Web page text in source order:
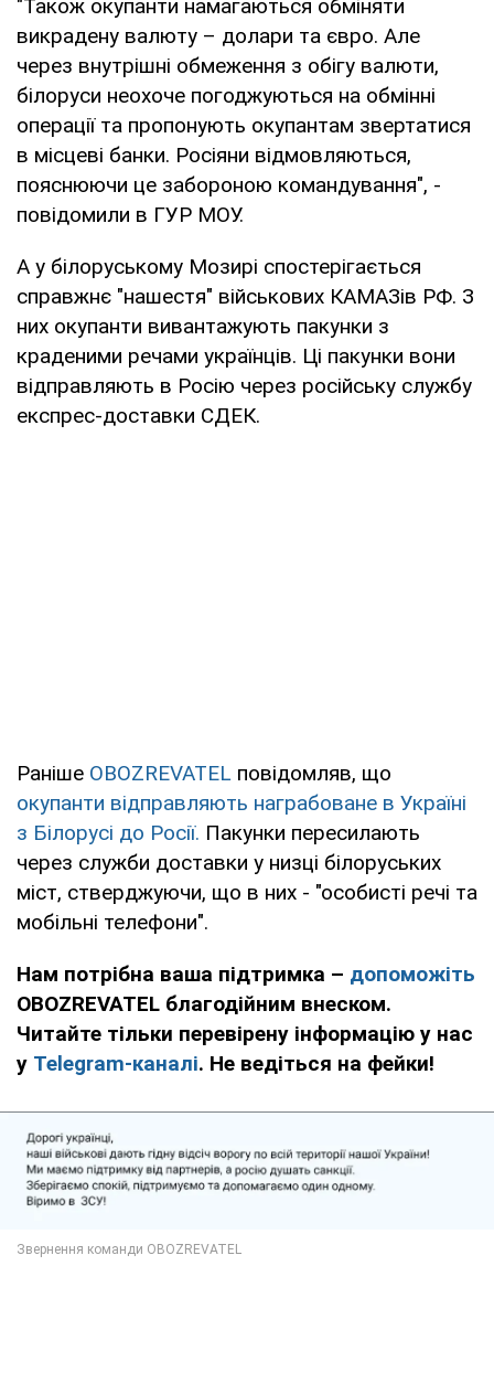
"Також окупанти намагаються обміняти
викрадену валюту – долари та євро. Але
через внутрішні обмеження з обігу валюти,
білоруси неохоче погоджуються на обмінні
операції та пропонують окупантам звертатися
в місцеві банки. Росіяни відмовляються,
пояснюючи це забороною командування", -
повідомили в ГУР МОУ.
А у білоруському Мозирі спостерігається
справжнє "нашестя" військових КАМАЗів РФ. З
них окупанти вивантажують пакунки з
краденими речами українців. Ці пакунки вони
відправляють в Росію через російську службу
експрес-доставки СДЕК.
Раніше OBOZREVATEL повідомляв, що
окупанти відправляють награбоване в Україні
з Білорусі до Росії. Пакунки пересилають
через служби доставки у низці білоруських
міст, стверджуючи, що в них - "особисті речі та
мобільні телефони".
Нам потрібна ваша підтримка – допоможіть
OBOZREVATEL благодійним внеском.
Читайте тільки перевірену інформацію у нас
у Telegram-каналі. Не ведіться на фейки!